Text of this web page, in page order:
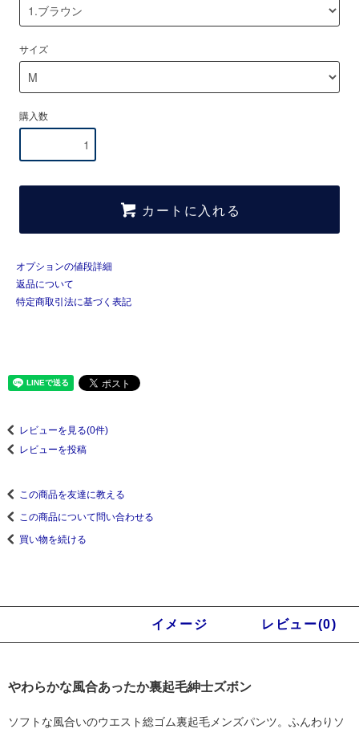
サイズ
購入数
カートに入れる
オプションの値段詳細
返品について
特定商取引法に基づく表記
レビューを見る(0件)
レビューを投稿
この商品を友達に教える
この商品について問い合わせる
買い物を続ける
イメージ レビュー(0)
やわらかな風合あったか裏起毛紳士ズボン
ソフトな風合いのウエスト総ゴム裏起毛メンズパンツ。ふんわりソ